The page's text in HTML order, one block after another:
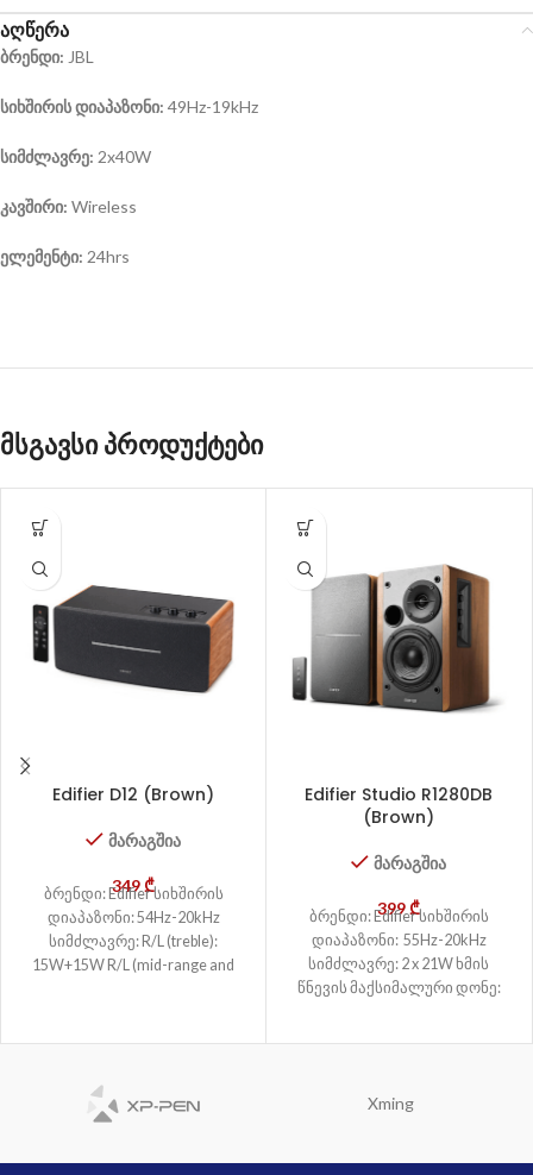
აღწერა
ბრენდი: JBL
სიხშირის დიაპაზონი: 49Hz-19kHz
სიმძლავრე: 2x40W
კავშირი: Wireless
ელემენტი: 24hrs
მსგავსი პროდუქტები
Edifier D12 (Brown)
მარაგშია
349₾
ბრენდი: Edifier სიხშირის
დიაპაზონი: 54Hz-20kHz
სიმძლავრე: R/L (treble):
15W+15W R/L (mid-range and
Edifier Studio R1280DB
(Brown)
მარაგშია
399₾
ბრენდი: Edifier სიხშირის
დიაპაზონი: 55Hz-20kHz
სიმძლავრე: 2 x 21W ხმის
წნევის მაქსიმალური დონე:
Xming